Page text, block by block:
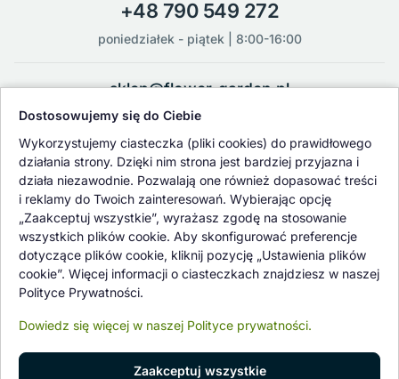
+48 790 549 272
poniedziałek - piątek | 8:00-16:00
sklep@flower-garden.pl
Oferowane przez nas rośliny i nasiona podlegają regularnej ścisłej
kontroli jakości oraz kontroli zdrowotnej przeprowadzanej przez
wykwalifikowane osoby z Państwowej Inspekcji Ochrony Roślin i
Nasiennictwa.
Dostosowujemy się do Ciebie
Wykorzystujemy ciasteczka (pliki cookies) do prawidłowego
działania strony. Dzięki nim strona jest bardziej przyjazna i
działa niezawodnie. Pozwalają one również dopasować treści
i reklamy do Twoich zainteresowań. Wybierając opcję
„Zaakceptuj wszystkie”, wyrażasz zgodę na stosowanie
wszystkich plików cookie. Aby skonfigurować preferencje
dotyczące plików cookie, kliknij pozycję „Ustawienia plików
cookie”. Więcej informacji o ciasteczkach znajdziesz w naszej
Polityce Prywatności.
Dowiedz się więcej w naszej Polityce prywatności.
Zaakceptuj wszystkie